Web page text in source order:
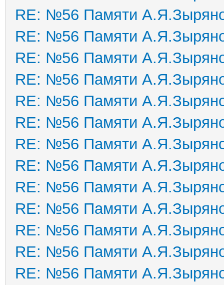
RE: №56 Памяти
RE: №56 Памяти
RE: №56 Памяти
RE: №56 Памяти
RE: №56 Памяти
RE: №56 Памяти
RE: №56 Памяти
RE: №56 Памяти
RE: №56 Памяти
RE: №56 Памяти
RE: №56 Памяти
RE: №56 Памяти
RE: №56 Памяти